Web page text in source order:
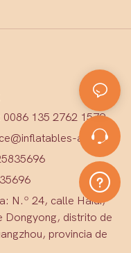
135 2762 1579
ace.com
N.º 24, calle Haidi,
Dongyong, distrito de
provincia de